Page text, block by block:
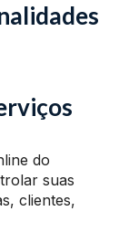
do
suas
clientes,